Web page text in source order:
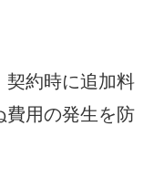
契約時に追加料
費用の発生を防